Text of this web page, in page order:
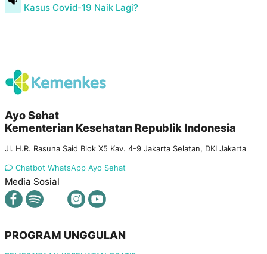
Kasus Covid-19 Naik Lagi?
Ayo Sehat
Kementerian Kesehatan Republik Indonesia
Jl. H.R. Rasuna Said Blok X5 Kav. 4-9 Jakarta Selatan, DKI Jakarta
Chatbot WhatsApp Ayo Sehat
Media Sosial
PROGRAM UNGGULAN